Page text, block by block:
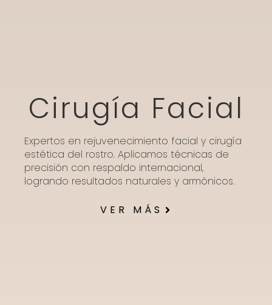
Cirugía Facial
Expertos en rejuvenecimiento facial y cirugía
estética del rostro. Aplicamos técnicas de
precisión con respaldo internacional,
logrando resultados naturales y armónicos.
VER MÁS